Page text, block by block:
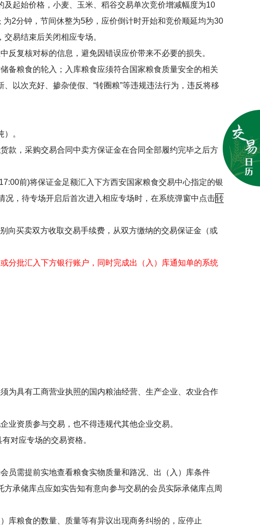
起始价格，小麦、玉米、稻谷交易单次竞价增减幅度为10
为2分钟，节间休整为5秒，应价倒计时开始和竞价顺延均为30
易结束后关闭相应专场。
反复核对标的信息，避免因错误应价带来不必要的损失。
备粮食的轮入；入库粮食应须符合国家粮食质量安全的相关
以次充好、掺杂使假、 “转圈粮”等违规违法行为，违反将移
）。
款，采购交易合同中卖方保证金在合同全部履约完毕之后方
17:00前)将保证金足额汇入下方西安国家粮食交易中心指定的银
况， 待专场开启后首次进入相应专场时，在系统弹窗中点击转
向买卖双方收取交易手续费，从双方缴纳的交易保证金（或
分批汇入下方银行账户，同时完成出（入）库通知单的系统
须为具有工商营业执照的国内粮油经营、生产企业、农业合作
业资质参与交易，也不得违规代其他企业交易。
对应专场的交易资格。
员需提前实地查看粮食实物质量和路况、出（入）库条件
承储库点应如实告知有意向参与交易的会员实际承储库点周
库粮食的数量、质量等有异议出现商务纠纷的，应停止